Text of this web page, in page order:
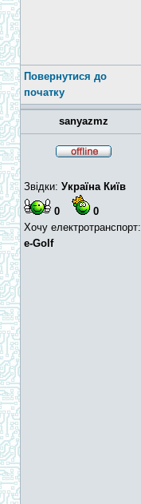
Повернутися до
початку
sanyazmz
Звідки: Україна Київ
0
0
Хочу електротранспорт:
e-Golf